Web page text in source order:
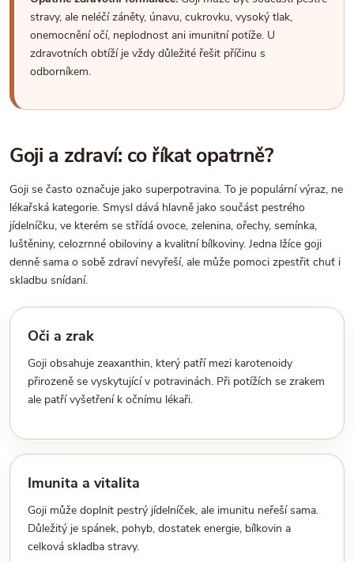
stravy, ale neléčí záněty, únavu, cukrovku, vysoký tlak,
onemocnění očí, neplodnost ani imunitní potíže. U
zdravotních obtíží je vždy důležité řešit příčinu s
odborníkem.
Goji a zdraví: co říkat opatrně?
Goji se často označuje jako superpotravina. To je populární výraz, ne
lékařská kategorie. Smysl dává hlavně jako součást pestrého
jídelníčku, ve kterém se střídá ovoce, zelenina, ořechy, semínka,
luštěniny, celozrnné obiloviny a kvalitní bílkoviny. Jedna lžíce goji
denně sama o sobě zdraví nevyřeší, ale může pomoci zpestřit chuť i
skladbu snídaní.
Oči a zrak
Goji obsahuje zeaxanthin, který patří mezi karotenoidy
přirozeně se vyskytující v potravinách. Při potížích se zrakem
ale patří vyšetření k očnímu lékaři.
Imunita a vitalita
Goji může doplnit pestrý jídelníček, ale imunitu neřeší sama.
Důležitý je spánek, pohyb, dostatek energie, bílkovin a
celková skladba stravy.